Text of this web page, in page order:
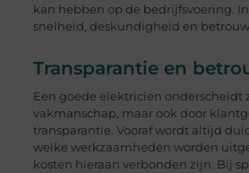
kan hebben op de bedrijfsvoering.
snelheid, deskundigheid en
Transparantie en
Een goede elektricien onderscheidt
vakmanschap, maar ook door
transparantie. Vooraf wordt altijd
welke werkzaamheden worden
kosten hieraan verbonden zijn. Bij